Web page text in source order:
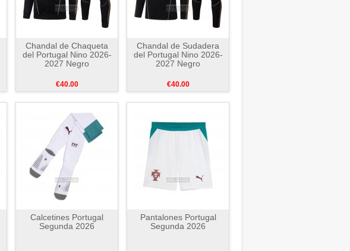
Chandal de Chaqueta
del Portugal Nino 2026-
2027 Negro
€40.00
Chandal de Sudadera
del Portugal Nino 2026-
2027 Negro
€40.00
Calcetines Portugal
Segunda 2026
Pantalones Portugal
Segunda 2026